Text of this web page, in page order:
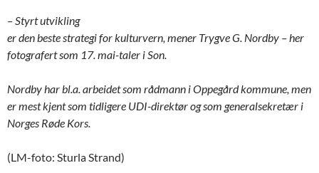
– Styrt utvikling
er den beste strategi for kulturvern, mener Trygve G. Nordby – her
fotografert som 17. mai-taler i Son.
Nordby har bl.a. arbeidet som rådmann i Oppegård kommune, men
er mest kjent som tidligere UDI-direktør og som generalsekretær i
Norges Røde Kors.
(LM-foto: Sturla Strand)